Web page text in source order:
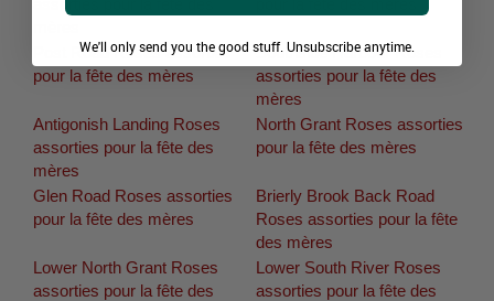
Post Road Roses assorties
pour la fête des mères
Southside Harbour Roses
assorties pour la fête des
mères
Antigonish Landing Roses
assorties pour la fête des
mères
North Grant Roses assorties
pour la fête des mères
Glen Road Roses assorties
pour la fête des mères
Brierly Brook Back Road
Roses assorties pour la fête
des mères
Lower North Grant Roses
assorties pour la fête des
Lower South River Roses
assorties pour la fête des
We'll only send you the good stuff. Unsubscribe anytime.